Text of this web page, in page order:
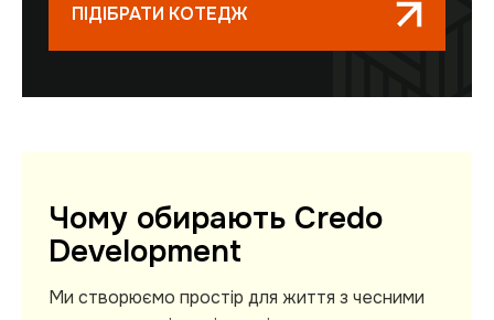
ПІДІБРАТИ КОТЕДЖ
Чому обирають Credo
Development
Ми створюємо простір для життя з чесними